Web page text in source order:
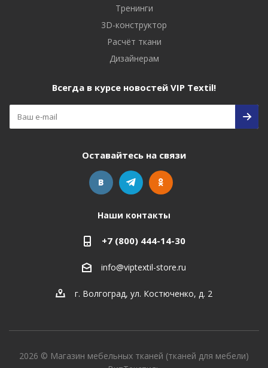
Тренинги
3D-конструктор
Расчёт ткани
Дизайнерам
Всегда в курсе новостей VIP Textil!
Оставайтесь на связи
Наши контакты
+7 (800) 444-14-30
info@viptextil-store.ru
г. Волгоград, ул. Костюченко, д. 2
2026 © Магазин мебельных тканей (тканей для мебели)